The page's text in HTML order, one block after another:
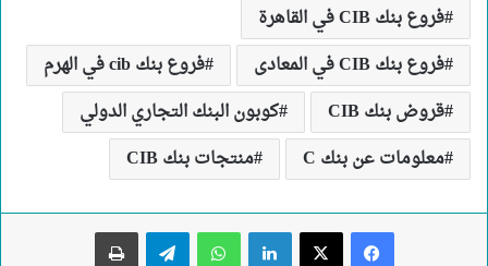
فروع بنك CIB في القاهرة
فروع بنك CIB في المعادى
فروع بنك cib في الهرم
قروض بنك CIB
كوبون البنك التجاري الدولي
معلومات عن بنك C
منتجات بنك CIB
لينكدإن واتساب تيلقرام طباعة